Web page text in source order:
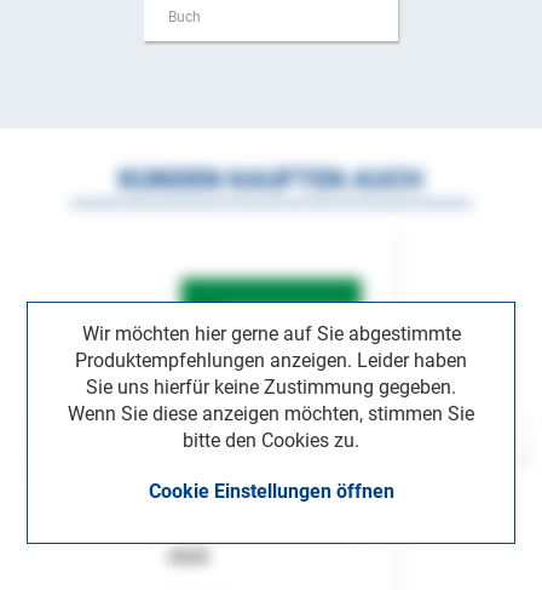
Buch
Wir möchten hier gerne auf Sie abgestimmte
Produktempfehlungen anzeigen. Leider haben
Sie uns hierfür keine Zustimmung gegeben.
Wenn Sie diese anzeigen möchten, stimmen Sie
bitte den Cookies zu.
Cookie Einstellungen öffnen
KUNDEN KAUFTEN AUCH